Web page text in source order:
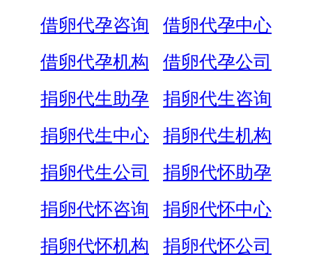
借卵代孕咨询
借卵代孕中心
借卵代孕机构
借卵代孕公司
捐卵代生助孕
捐卵代生咨询
捐卵代生中心
捐卵代生机构
捐卵代生公司
捐卵代怀助孕
捐卵代怀咨询
捐卵代怀中心
捐卵代怀机构
捐卵代怀公司